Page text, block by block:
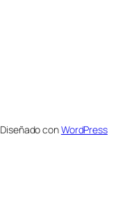
Diseñado conWordPress